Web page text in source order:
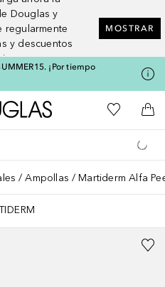
Douglas y
regularmente
y descuentos
MOSTRAR
¡Por tiempo
A Douglas HomeMi lista de
A
Ampollas Martiderm Alfa